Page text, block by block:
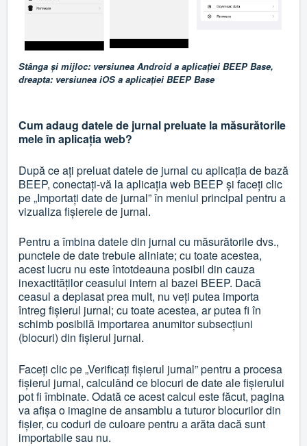
Stânga și mijloc: versiunea Android a aplicației BEEP Base,
dreapta: versiunea iOS a aplicației BEEP Base
Cum adaug datele de jurnal preluate la măsurătorile
mele în aplicația web?
După ce ați preluat datele de jurnal cu aplicația de bază
BEEP, conectați-vă la aplicația web BEEP și faceți clic
pe „Importați date de jurnal” în meniul principal pentru a
vizualiza fișierele de jurnal.
Pentru a îmbina datele din jurnal cu măsurătorile dvs.,
punctele de date trebuie aliniate; cu toate acestea,
acest lucru nu este întotdeauna posibil din cauza
inexactităților ceasului intern al bazei BEEP. Dacă
ceasul a deplasat prea mult, nu veți putea importa
întreg fișierul jurnal; cu toate acestea, ar putea fi în
schimb posibilă importarea anumitor subsecțiuni
(blocuri) din fișierul jurnal.
Faceți clic pe „Verificați fișierul jurnal” pentru a procesa
fișierul jurnal, calculând ce blocuri de date ale fișierului
pot fi îmbinate. Odată ce acest calcul este făcut, pagina
va afișa o imagine de ansamblu a tuturor blocurilor din
fișier, cu coduri de culoare pentru a arăta dacă sunt
importabile sau nu.